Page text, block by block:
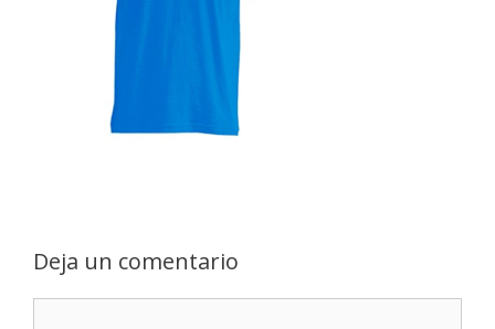
Deja un comentario